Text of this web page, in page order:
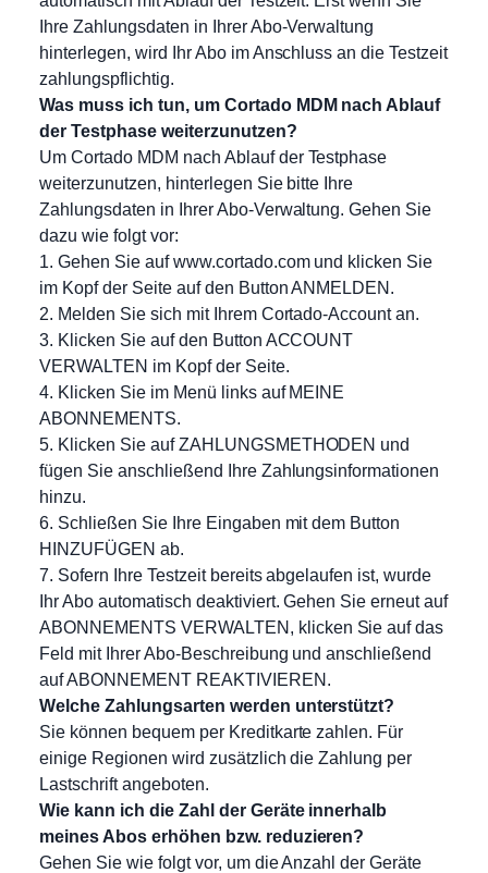
Ihre Zahlungsdaten in Ihrer Abo-Verwaltung
hinterlegen, wird Ihr Abo im Anschluss an die Testzeit
zahlungspflichtig.
Was muss ich tun, um Cortado MDM nach Ablauf
der Testphase weiterzunutzen?
Um Cortado MDM nach Ablauf der Testphase
weiterzunutzen, hinterlegen Sie bitte Ihre
Zahlungsdaten in Ihrer Abo-Verwaltung. Gehen Sie
dazu wie folgt vor:
1. Gehen Sie auf www.cortado.com und klicken Sie
im Kopf der Seite auf den Button ANMELDEN.
2. Melden Sie sich mit Ihrem Cortado-Account an.
3. Klicken Sie auf den Button ACCOUNT
VERWALTEN im Kopf der Seite.
4. Klicken Sie im Menü links auf MEINE
ABONNEMENTS.
5. Klicken Sie auf ZAHLUNGSMETHODEN und
fügen Sie anschließend Ihre Zahlungsinformationen
hinzu.
6. Schließen Sie Ihre Eingaben mit dem Button
HINZUFÜGEN ab.
7. Sofern Ihre Testzeit bereits abgelaufen ist, wurde
Ihr Abo automatisch deaktiviert. Gehen Sie erneut auf
ABONNEMENTS VERWALTEN, klicken Sie auf das
Feld mit Ihrer Abo-Beschreibung und anschließend
auf ABONNEMENT REAKTIVIEREN.
Welche Zahlungsarten werden unterstützt?
Sie können bequem per Kreditkarte zahlen. Für
einige Regionen wird zusätzlich die Zahlung per
Lastschrift angeboten.
Wie kann ich die Zahl der Geräte innerhalb
meines Abos erhöhen bzw. reduzieren?
Gehen Sie wie folgt vor, um die Anzahl der Geräte